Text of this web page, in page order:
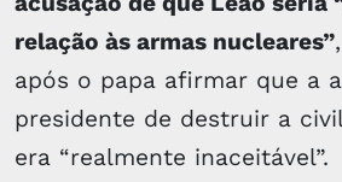
relação às armas nucleares”
após o papa afirmar que a
presidente de destruir a
era “realmente inaceitável”.